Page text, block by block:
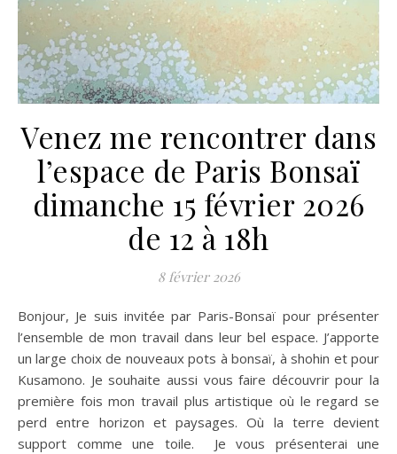
Venez me rencontrer dans
l’espace de Paris Bonsaï
dimanche 15 février 2026
de 12 à 18h
8 février 2026
Bonjour, Je suis invitée par Paris-Bonsaï pour présenter
l’ensemble de mon travail dans leur bel espace. J’apporte
un large choix de nouveaux pots à bonsaï, à shohin et pour
Kusamono. Je souhaite aussi vous faire découvrir pour la
première fois mon travail plus artistique où le regard se
perd entre horizon et paysages. Où la terre devient
support comme une toile. Je vous présenterai une